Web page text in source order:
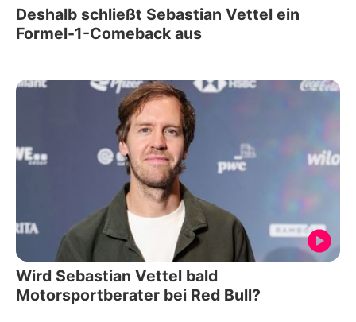
Deshalb schließt Sebastian Vettel ein
Formel-1-Comeback aus
Wird Sebastian Vettel bald
Motorsportberater bei Red Bull?